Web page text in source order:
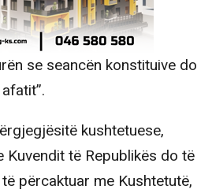
se seancën konstituive do
kushtetuese,
Kuvendit të Republikës do të
përcaktuar me Kushtetutë,